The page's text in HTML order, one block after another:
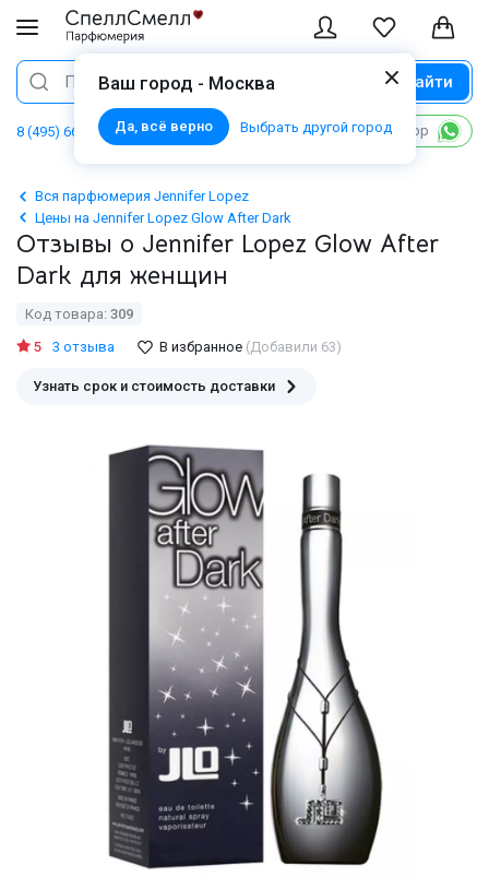
Ваш город - Москва
Да, всё верно Выбрать другой город
Поиск Найти
8 (495) 668 06 02 Написать в WhatsApp
Вся парфюмерия Jennifer Lopez
Цены на Jennifer Lopez Glow After Dark
Отзывы о Jennifer Lopez Glow After
Dark для женщин
Код товара: 309
5
3 отзыва В избранное (Добавили 63)
Узнать срок и стоимость доставки